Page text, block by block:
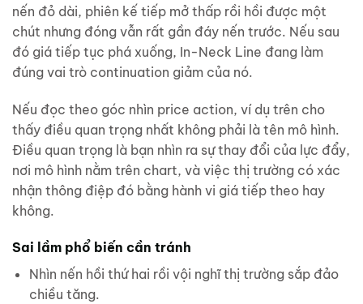
nến đỏ dài, phiên kế tiếp mở thấp rồi hồi được một
chút nhưng đóng vẫn rất gần đáy nến trước. Nếu sau
đó giá tiếp tục phá xuống, In-Neck Line đang làm
đúng vai trò continuation giảm của nó.
Nếu đọc theo góc nhìn price action, ví dụ trên cho
thấy điều quan trọng nhất không phải là tên mô hình.
Điều quan trọng là bạn nhìn ra sự thay đổi của lực đẩy,
nơi mô hình nằm trên chart, và việc thị trường có xác
nhận thông điệp đó bằng hành vi giá tiếp theo hay
không.
Sai lầm phổ biến cần tránh
Nhìn nến hồi thứ hai rồi vội nghĩ thị trường sắp đảo
chiều tăng.